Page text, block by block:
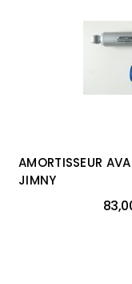
AMORTISSEUR
JIMNY